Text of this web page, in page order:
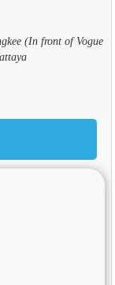
(In front of Vogue